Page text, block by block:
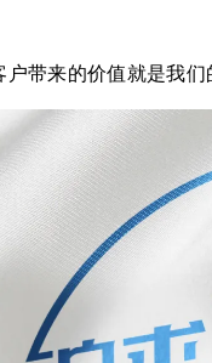
带来的价值就是我们